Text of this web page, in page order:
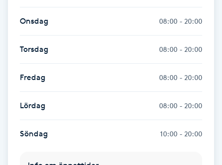
Gel naglar
Gelenaglar
Onsdag 08:00 - 20:00
Torsdag 08:00 - 20:00
Fredag 08:00 - 20:00
Lördag 08:00 - 20:00
Söndag 10:00 - 20:00